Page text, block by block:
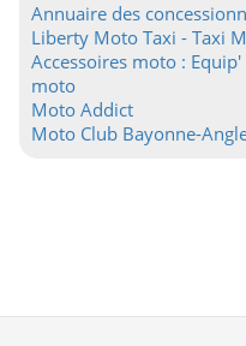
Annuaire des
Liberty Moto Taxi - Taxi
Accessoires moto :
moto
Moto Addict
Moto Club Bayonne-